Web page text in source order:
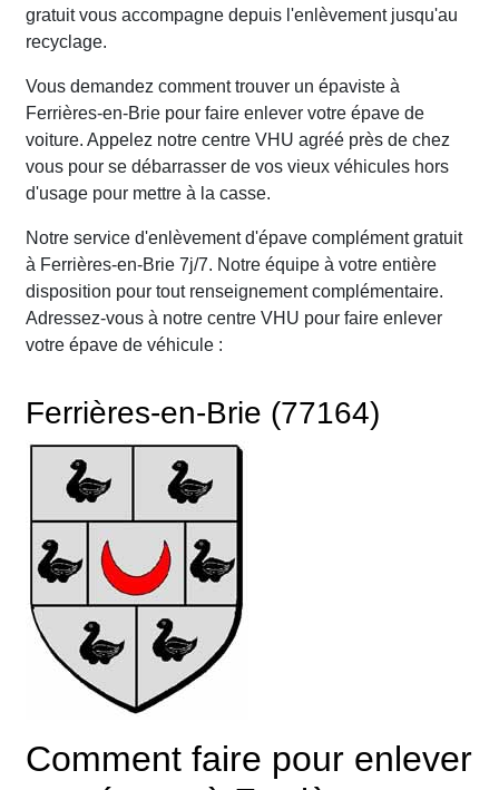
gratuit vous accompagne depuis l'enlèvement jusqu'au
recyclage.
Vous demandez comment trouver un épaviste à
Ferrières-en-Brie pour faire enlever votre épave de
voiture. Appelez notre centre VHU agréé près de chez
vous pour se débarrasser de vos vieux véhicules hors
d'usage pour mettre à la casse.
Notre service d'enlèvement d'épave complément gratuit
à Ferrières-en-Brie 7j/7. Notre équipe à votre entière
disposition pour tout renseignement complémentaire.
Adressez-vous à notre centre VHU pour faire enlever
votre épave de véhicule :
Ferrières-en-Brie (77164)
Comment faire pour enlever